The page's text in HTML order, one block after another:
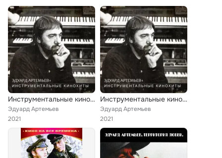
Инструментальные кинохиты
Эдуард Артемьев
2021
Инструментальные кинохиты
Эдуард Артемьев
2021